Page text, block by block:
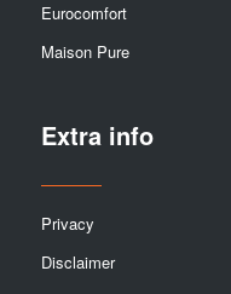
Eurocomfort
Maison Pure
Extra info
Privacy
Disclaimer